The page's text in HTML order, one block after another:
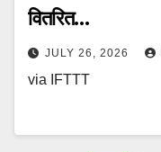
वितरित…
JULY 26, 2026
via IFTTT